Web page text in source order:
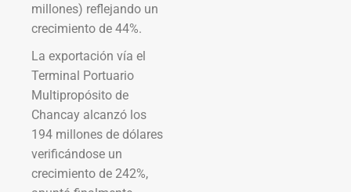
millones) reflejando un
crecimiento de 44%.
La exportación vía el
Terminal Portuario
Multipropósito de
Chancay alcanzó los
194 millones de dólares
verificándose un
crecimiento de 242%,